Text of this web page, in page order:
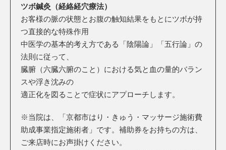
ツボ鍼灸（経絡経穴療法）
お客様の脈の状態とお腹の触知結果をもとにツボが持
つ直接的な特殊作用
中医学の基本的考え方である「陰陽論」「五行論」の
法則に従って、
臓腑（六臓六腑のこと）における気と血の量的バラン
スや浮き沈みの
適正化を図ることで症状にアプローチします。
※当院は、「京都市はり・きゅう・マッサージ施術費
助成事業指定施術者」です。補助券をお持ちの方は、
ご来店時にお声掛けください。